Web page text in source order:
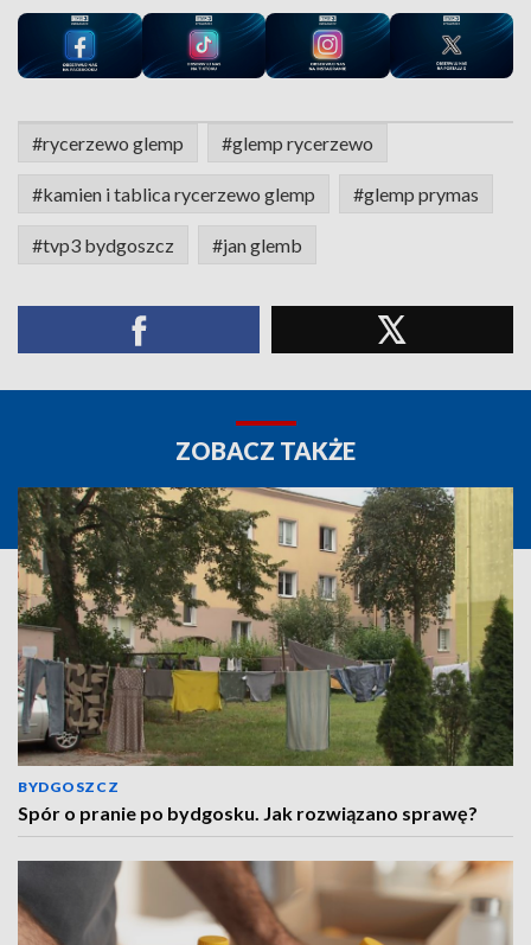
#rycerzewo glemp #glemp rycerzewo
#kamien i tablica rycerzewo glemp #glemp prymas
#tvp3 bydgoszcz #jan glemb
ZOBACZ TAKŻE
BYDGOSZCZ
Spór o pranie po bydgosku. Jak rozwiązano sprawę?